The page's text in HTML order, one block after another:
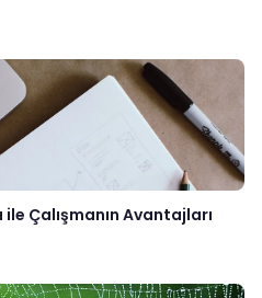
Çalışmanın Avantajları